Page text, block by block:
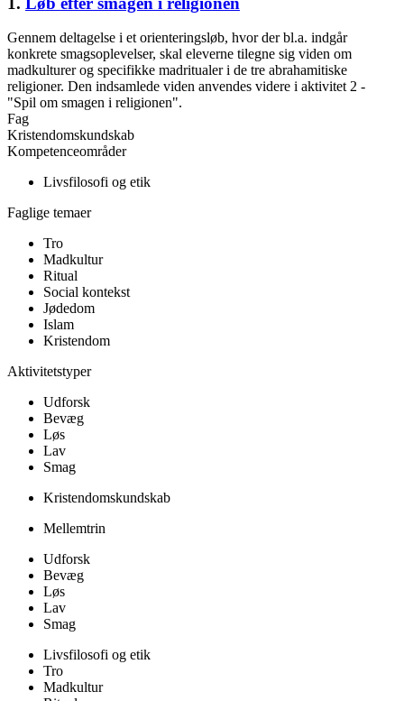
Gennem deltagelse i et orienteringsløb, hvor der bl.a. indgår
konkrete smagsoplevelser, skal eleverne tilegne sig viden om
madkulturer og specifikke madritualer i de tre abrahamitiske
religioner. Den indsamlede viden anvendes videre i aktivitet 2 -
"Spil om smagen i religionen".
Fag
Kristendomskundskab
Kompetenceområder
Livsfilosofi og etik
Faglige temaer
Tro
Madkultur
Ritual
Social kontekst
Jødedom
Islam
Kristendom
Aktivitetstyper
Udforsk
Bevæg
Løs
Lav
Smag
Kristendomskundskab
Mellemtrin
Udforsk
Bevæg
Løs
Lav
Smag
Livsfilosofi og etik
Tro
Madkultur